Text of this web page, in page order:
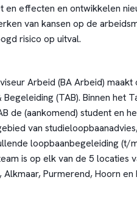
en effecten en ontwikkelen
van kansen op de
risico op uitval.
Arbeid (BA Arbeid) maakt
(TAB). Binnen het
de (aankomend) student en
van
loopbaanbegeleiding (t/
is op elk van de 5 locaties
Purmerend, Hoorn en